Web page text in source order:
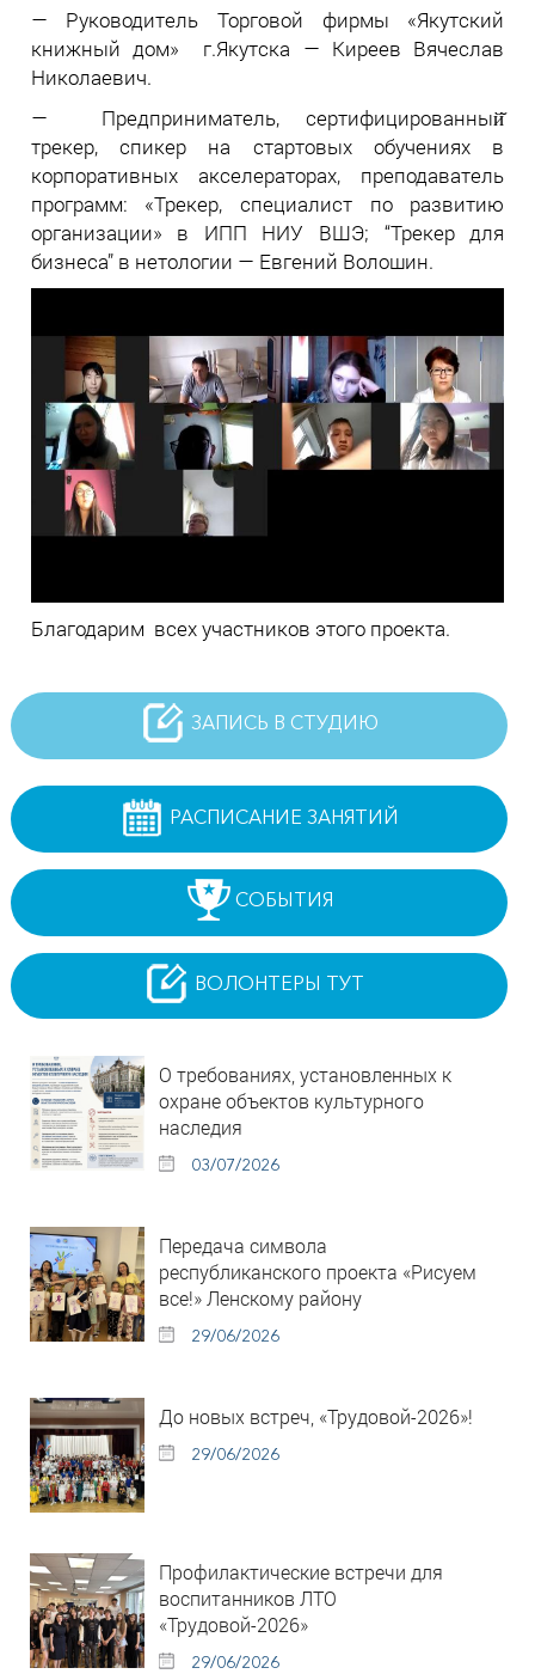
— Руководитель Торговой фирмы «Якутский
книжный дом» ​ г.Якутска — Киреев Вячеслав
Николаевич.
— Предприниматель, сертифицированный̆
трекер, спикер на стартовых обучениях в
корпоративных акселераторах, преподаватель
программ: «Трекер, специалист по развитию
организации» в ИПП НИУ ВШЭ; “Трекер для
бизнеса” в нетологии — Евгений Волошин.
​Благодарим всех участников этого проекта.
ЗАПИСЬ В СТУДИЮ
РАСПИСАНИЕ ЗАНЯТИЙ
СОБЫТИЯ
ВОЛОНТЕРЫ ТУТ
О требованиях, установленных к
охране объектов культурного
наследия
03/07/2026
Передача символа
республиканского проекта «Рисуем
все!» Ленскому району
29/06/2026
До новых встреч, «Трудовой-2026»!
29/06/2026
Профилактические встречи для
воспитанников ЛТО
«Трудовой-2026»
29/06/2026